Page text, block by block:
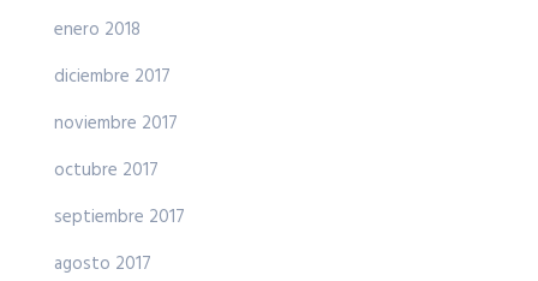
enero 2018
diciembre 2017
noviembre 2017
octubre 2017
septiembre 2017
agosto 2017